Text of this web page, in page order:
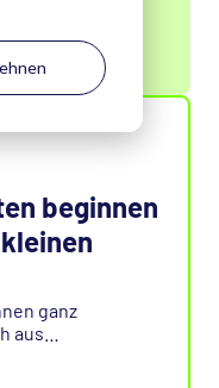
beginnen
ganz
aus